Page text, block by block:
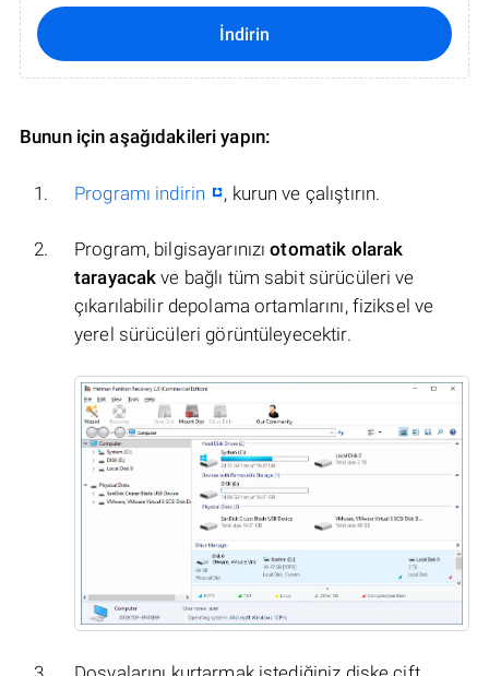
İndirin
Bunun için aşağıdakileri yapın:
Programı indirin , kurun ve çalıştırın.
Program, bilgisayarınızıotomatik olarak
tarayacak ve bağlı tüm sabit sürücüleri ve
çıkarılabilir depolama ortamlarını, fiziksel ve
yerel sürücüleri görüntüleyecektir.